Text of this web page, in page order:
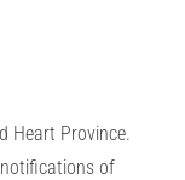
Heart Province.
of